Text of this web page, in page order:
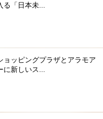
る「日本未...
ョッピングプラザとアラモア
新しいス...